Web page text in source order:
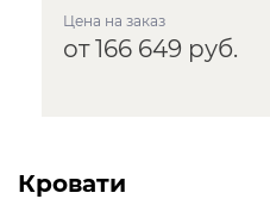
Цена на заказ
от 166 649 руб.
Кровати